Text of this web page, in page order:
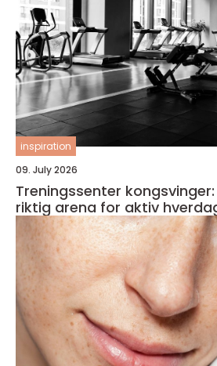
inspiration
09. July 2026
Treningssenter
riktig arena for aktiv